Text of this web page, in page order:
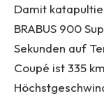
Damit
BRABUS 900
Sekunden auf
Coupé ist 335